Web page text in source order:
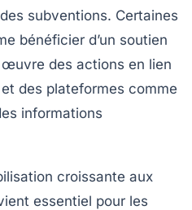
subventions. Certaines
bénéficier d’un soutien
des actions en lien
des plateformes comme
informations
croissante aux
essentiel pour les